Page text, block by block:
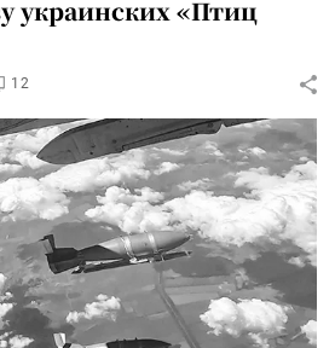
украинских «Птиц
12